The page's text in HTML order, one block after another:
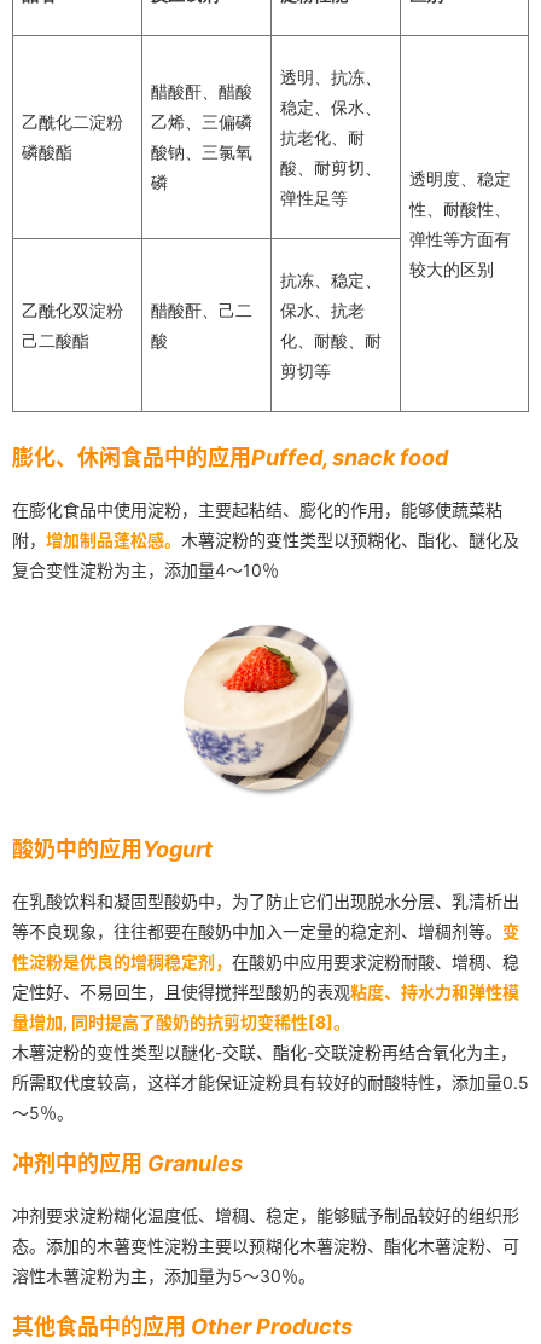
乙酰化二淀粉
磷酸酯
醋酸酐、醋酸
乙烯、三偏磷
酸钠、三氯氧
磷
透明、抗冻、
稳定、保水、
抗老化、耐
酸、耐剪切、
弹性足等
透明度、稳定
性、耐酸性、
弹性等方面有
较大的区别
乙酰化双淀粉
己二酸酯
醋酸酐、己二
酸
抗冻、稳定、
保水、抗老
化、耐酸、耐
剪切等
膨化、休闲食品中的应用Puffed, snack food
在膨化食品中使用淀粉，主要起粘结、膨化的作用，能够使蔬菜粘
附， 增加制品蓬松感。 木薯淀粉的变性类型以预糊化、酯化、醚化及
复合变性淀粉为主，添加量4～10％
酸奶中的应用 Yogurt
在乳酸饮料和凝固型酸奶中，为了防止它们出现脱水分层、乳清析出
等不良现象，往往都要在酸奶中加入一定量的稳定剂、增稠剂等。 变
性淀粉是优良的增稠稳定剂， 在酸奶中应用要求淀粉耐酸、增稠、稳
定性好、不易回生，且使得搅拌型酸奶的表观粘度、持水力和弹性模
量增加, 同时提高了酸奶的抗剪切变稀性[8]。
木薯淀粉的变性类型以醚化-交联、酯化-交联淀粉再结合氧化为主，
所需取代度较高，这样才能保证淀粉具有较好的耐酸特性，添加量0.5
～5％。
冲剂中的应用 Granules
冲剂要求淀粉糊化温度低、增稠、稳定，能够赋予制品较好的组织形
态。添加的木薯变性淀粉主要以预糊化木薯淀粉、酯化木薯淀粉、可
溶性木薯淀粉为主，添加量为5～30％。
其他食品中的应用 Other Products